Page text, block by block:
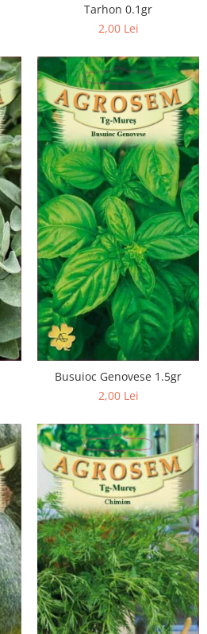
Tarhon 0.1gr
2,00 Lei
Busuioc Genovese 1.5gr
2,00 Lei